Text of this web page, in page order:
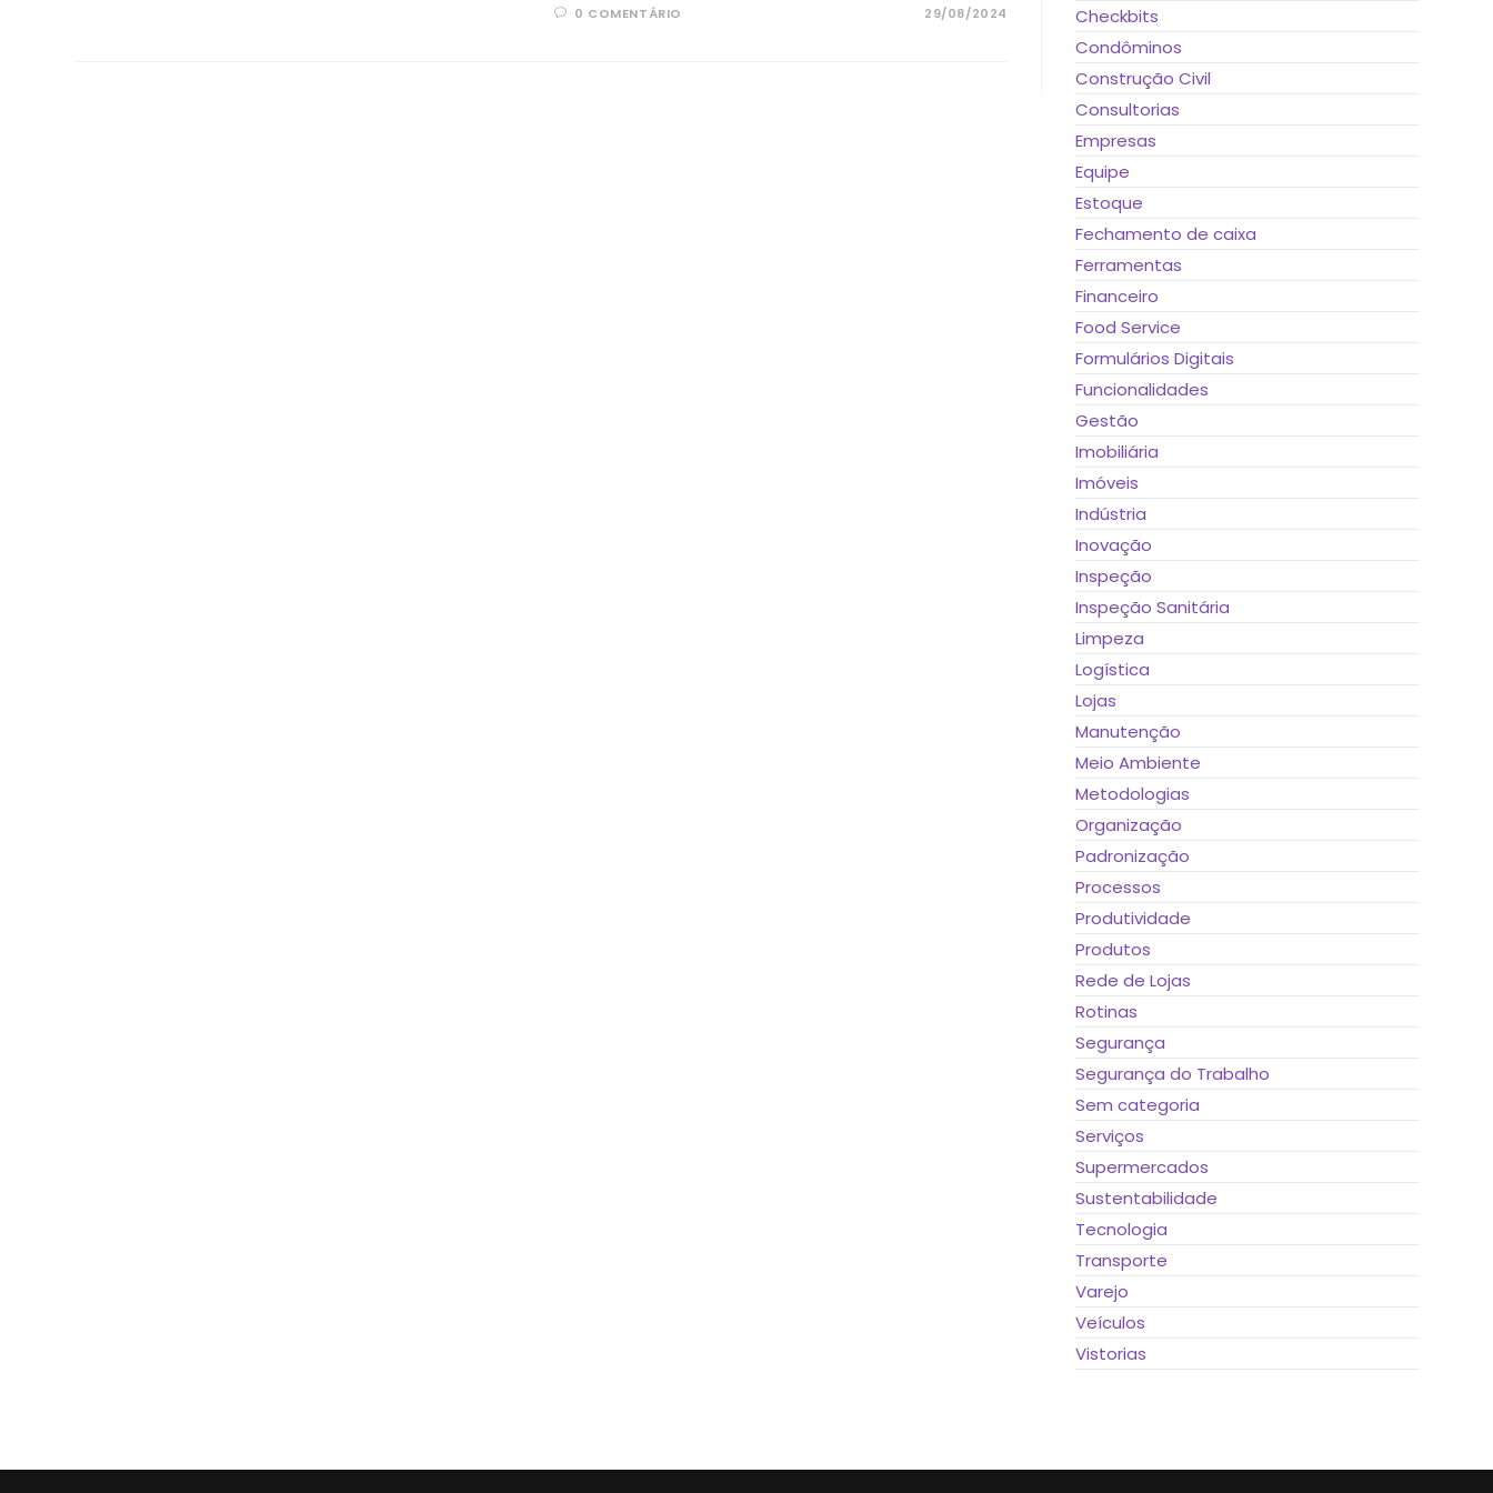
0 COMENTÁRIO 29/08/2024
Checkbits
Condôminos
Construção Civil
Consultorias
Empresas
Equipe
Estoque
Fechamento de caixa
Ferramentas
Financeiro
Food Service
Formulários Digitais
Funcionalidades
Gestão
Imobiliária
Imóveis
Indústria
Inovação
Inspeção
Inspeção Sanitária
Limpeza
Logística
Lojas
Manutenção
Meio Ambiente
Metodologias
Organização
Padronização
Processos
Produtividade
Produtos
Rede de Lojas
Rotinas
Segurança
Segurança do Trabalho
Sem categoria
Serviços
Supermercados
Sustentabilidade
Tecnologia
Transporte
Varejo
Veículos
Vistorias